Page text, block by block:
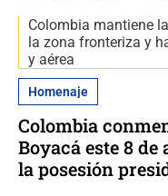
Colombia mantiene
la zona fronteriza y
y aérea
Homenaje
Colombia
Boyacá este 8 de
la posesión